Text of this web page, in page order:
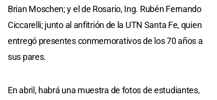
Brian Moschen; y el de Rosario, Ing. Rubén Fernando
Ciccarelli; junto al anfitrión de la UTN Santa Fe, quien
entregó presentes conmemorativos de los 70 años a
sus pares.
En abril, habrá una muestra de fotos de estudiantes,